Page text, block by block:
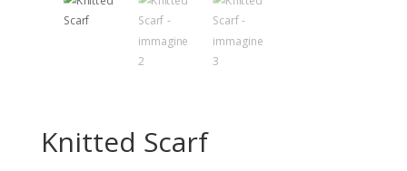
Knitted Scarf